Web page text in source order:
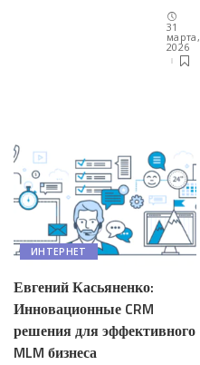
31
марта,
2026
ИНТЕРНЕТ
Евгений Касьяненко:
Инновационные CRM
решения для эффективного
MLM бизнеса